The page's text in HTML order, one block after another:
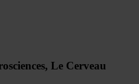
Le Cerveau